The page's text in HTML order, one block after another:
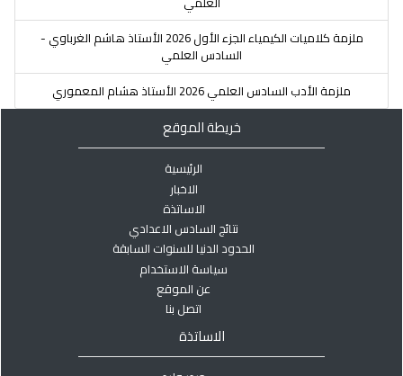
ملزمة كلاميات الكيمياء الجزء الأول 2026 الأستاذ هاشم الغرباوي -
السادس العلمي
ملزمة الأدب السادس العلمي 2026 الأستاذ هشام المعموري
خريطة الموقع
الرئيسية
الاخبار
الاساتذة
نتائج السادس الاعدادي
الحدود الدنيا للسنوات السابقة
سياسة الاستخدام
عن الموقع
اتصل بنا
الاساتذة